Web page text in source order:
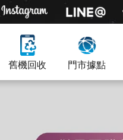
舊機回收 門市據點